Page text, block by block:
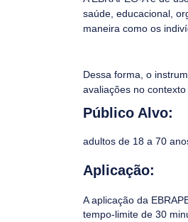
saúde, educacional,
maneira como os
Dessa forma, o
avaliações no
Público Alvo:
adultos de 18 a 70
Aplicação:
A aplicação da
tempo-limite de 30